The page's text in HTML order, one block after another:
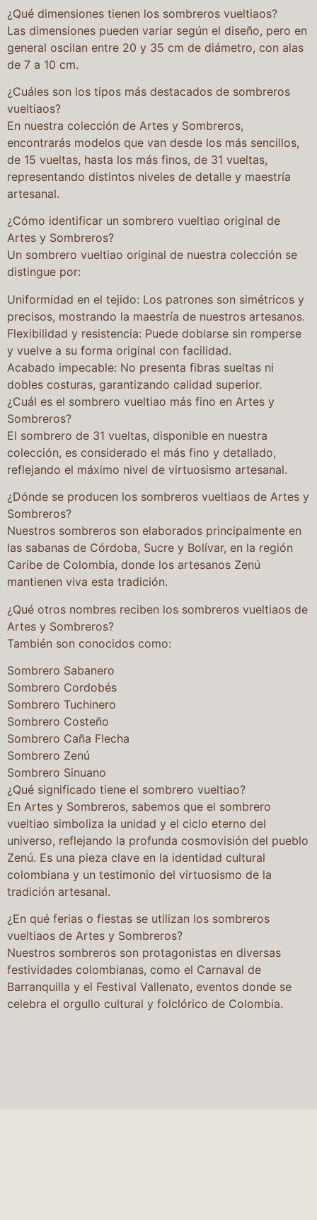
¿Qué dimensiones tienen los sombreros vueltiaos?
Las dimensiones pueden variar según el diseño, pero en
general oscilan entre 20 y 35 cm de diámetro, con alas
de 7 a 10 cm.
¿Cuáles son los tipos más destacados de sombreros
vueltiaos?
En nuestra colección de Artes y Sombreros,
encontrarás modelos que van desde los más sencillos,
de 15 vueltas, hasta los más finos, de 31 vueltas,
representando distintos niveles de detalle y maestría
artesanal.
¿Cómo identificar un sombrero vueltiao original de
Artes y Sombreros?
Un sombrero vueltiao original de nuestra colección se
distingue por:
Uniformidad en el tejido: Los patrones son simétricos y
precisos, mostrando la maestría de nuestros artesanos.
Flexibilidad y resistencia: Puede doblarse sin romperse
y vuelve a su forma original con facilidad.
Acabado impecable: No presenta fibras sueltas ni
dobles costuras, garantizando calidad superior.
¿Cuál es el sombrero vueltiao más fino en Artes y
Sombreros?
El sombrero de 31 vueltas, disponible en nuestra
colección, es considerado el más fino y detallado,
reflejando el máximo nivel de virtuosismo artesanal.
¿Dónde se producen los sombreros vueltiaos de Artes y
Sombreros?
Nuestros sombreros son elaborados principalmente en
las sabanas de Córdoba, Sucre y Bolívar, en la región
Caribe de Colombia, donde los artesanos Zenú
mantienen viva esta tradición.
¿Qué otros nombres reciben los sombreros vueltiaos de
Artes y Sombreros?
También son conocidos como:
Sombrero Sabanero
Sombrero Cordobés
Sombrero Tuchinero
Sombrero Costeño
Sombrero Caña Flecha
Sombrero Zenú
Sombrero Sinuano
¿Qué significado tiene el sombrero vueltiao?
En Artes y Sombreros, sabemos que el sombrero
vueltiao simboliza la unidad y el ciclo eterno del
universo, reflejando la profunda cosmovisión del pueblo
Zenú. Es una pieza clave en la identidad cultural
colombiana y un testimonio del virtuosismo de la
tradición artesanal.
¿En qué ferias o fiestas se utilizan los sombreros
vueltiaos de Artes y Sombreros?
Nuestros sombreros son protagonistas en diversas
festividades colombianas, como el Carnaval de
Barranquilla y el Festival Vallenato, eventos donde se
celebra el orgullo cultural y folclórico de Colombia.